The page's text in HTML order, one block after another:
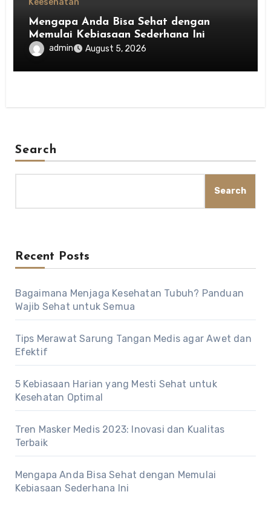
Keesehatan
Mengapa Anda Bisa Sehat dengan
Memulai Kebiasaan Sederhana Ini
admin August 5, 2026
Search
Search
Recent Posts
Bagaimana Menjaga Kesehatan Tubuh? Panduan
Wajib Sehat untuk Semua
Tips Merawat Sarung Tangan Medis agar Awet dan
Efektif
5 Kebiasaan Harian yang Mesti Sehat untuk
Kesehatan Optimal
Tren Masker Medis 2023: Inovasi dan Kualitas
Terbaik
Mengapa Anda Bisa Sehat dengan Memulai
Kebiasaan Sederhana Ini